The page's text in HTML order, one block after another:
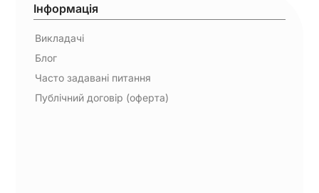
Інформація
Викладачі
Блог
Часто задавані питання
Публічний договір (оферта)